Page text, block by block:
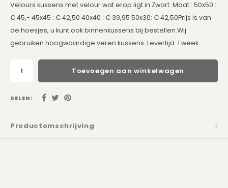
Kasten op Maat
Kussens Groen
Kussens SALE
Wand Schilderijen
Zuilen
Spiegels
Asleigh & Burwood
Velours kussens met velour wat erop ligt in Zwart. Maat : 50x50 :
€ 45,- 45x45 : € 42,50 40x40 : € 39,95 50x30: € 42,50Prijs is van
de hoesjes, u kunt ook binnenkussens bij bestellen.Wij
gebruiken hoogwaardige veren kussens. Levertijd: 1 week
Toevoegen aan winkelwagen
DELEN:
Productomschrijving